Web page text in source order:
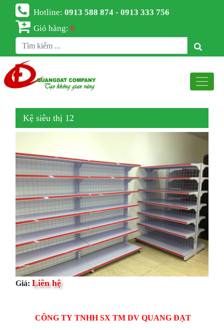
Hotline:0913 588 874 - 0913 333 756
Giỏ hàng:0
Kệ siêu thị 12
Giá: Liên hệ
CÔNG TY TNHH SX TM DV QUANG ĐẠT